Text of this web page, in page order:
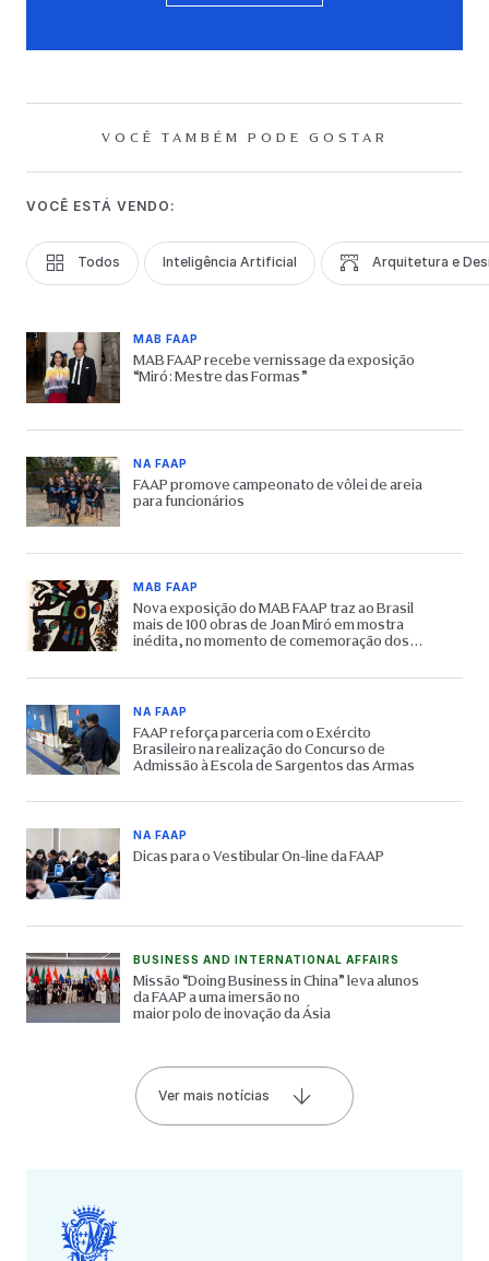
VOCÊ TAMBÉM PODE GOSTAR
VOCÊ ESTÁ VENDO:
Todos Inteligência Artificial Arquitetura e
MAB FAAP
MAB FAAP recebe vernissage da exposição
“Miró: Mestre das Formas”
NA FAAP
FAAP promove campeonato de vôlei de areia
para funcionários
MAB FAAP
Nova exposição do MAB FAAP traz ao Brasil
mais de 100 obras de Joan Miró em mostra
inédita, no momento de comemoração dos
NA FAAP
FAAP reforça parceria com o Exército
Brasileiro na realização do Concurso de
Admissão à Escola de Sargentos das Armas
NA FAAP
Dicas para o Vestibular On-line da FAAP
BUSINESS AND INTERNATIONAL AFFAIRS
Missão “Doing Business in China” leva alunos
da FAAP a uma imersão no
maior polo de inovação da Ásia
Ver mais notícias